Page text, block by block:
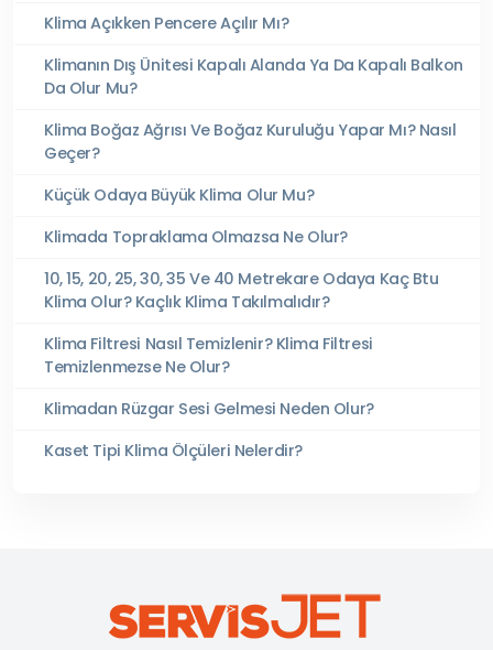
Klima Açıkken Pencere Açılır Mı?
Klimanın Dış Ünitesi Kapalı Alanda Ya Da Kapalı Balkon
Da Olur Mu?
Klima Boğaz Ağrısı Ve Boğaz Kuruluğu Yapar Mı? Nasıl
Geçer?
Küçük Odaya Büyük Klima Olur Mu?
Klimada Topraklama Olmazsa Ne Olur?
10, 15, 20, 25, 30, 35 Ve 40 Metrekare Odaya Kaç Btu
Klima Olur? Kaçlık Klima Takılmalıdır?
Klima Filtresi Nasıl Temizlenir? Klima Filtresi
Temizlenmezse Ne Olur?
Klimadan Rüzgar Sesi Gelmesi Neden Olur?
Kaset Tipi Klima Ölçüleri Nelerdir?